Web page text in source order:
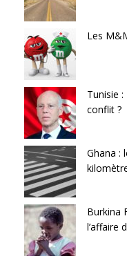
Les
Tunisie
conflit ?
Ghana :
Burkina
l’affaire